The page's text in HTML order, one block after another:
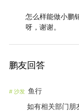
怎么样能做小鹏
呀，谢谢。
鹏友回答
# 沙发 鱼行
如有相关部门朋